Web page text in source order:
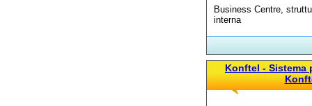
Business Centre,
interna
Konftel - Sistema